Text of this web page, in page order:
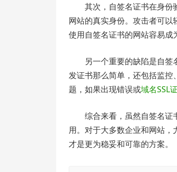
其次，自签名证书在身份
网站的真实身份。攻击者可以
使用自签名证书的网站容易成
另一个重要的缺陷是自签
发证书那么简单，还包括监
题，如果出现错误或域名SSL
综合来看，虽然自签名证
用。对于大多数企业和网站，
才是更为稳妥和可靠的方案。